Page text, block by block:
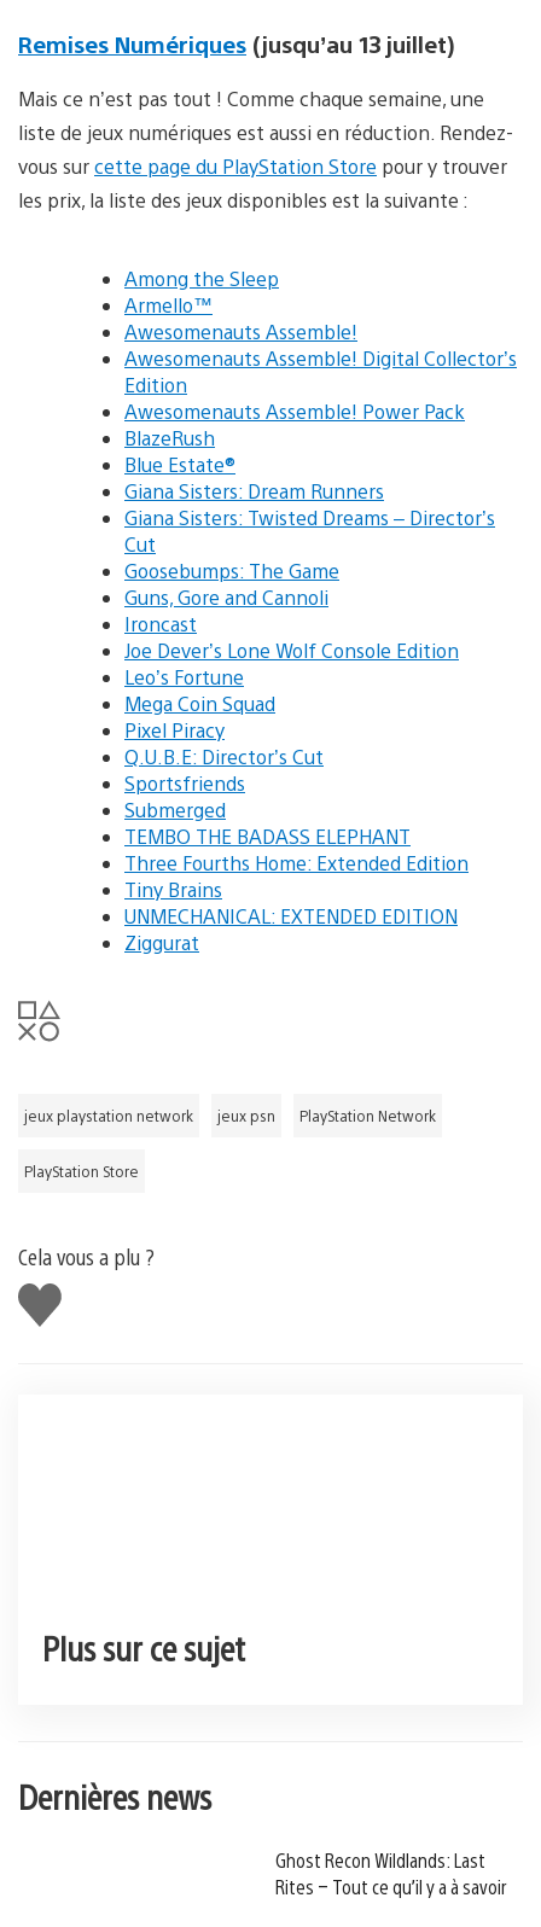
Remises Numériques (jusqu’au 13 juillet)
Mais ce n’est pas tout ! Comme chaque semaine, une
liste de jeux numériques est aussi en réduction. Rendez-
vous surcette page du PlayStation Store pour y trouver
les prix, la liste des jeux disponibles est la suivante :
Among the Sleep
Armello™
Awesomenauts Assemble!
Awesomenauts Assemble! Digital Collector’s
Edition
Awesomenauts Assemble! Power Pack
BlazeRush
Blue Estate®
Giana Sisters: Dream Runners
Giana Sisters: Twisted Dreams – Director’s
Cut
Goosebumps: The Game
Guns, Gore and Cannoli
Ironcast
Joe Dever’s Lone Wolf Console Edition
Leo’s Fortune
Mega Coin Squad
Pixel Piracy
Q.U.B.E: Director’s Cut
Sportsfriends
Submerged
TEMBO THE BADASS ELEPHANT
Three Fourths Home: Extended Edition
Tiny Brains
UNMECHANICAL: EXTENDED EDITION
Ziggurat
jeux playstation network jeux psn PlayStation Network
PlayStation Store
Cela vous a plu ?
J'aime
Plus sur ce sujet
Dernières news
Ghost Recon Wildlands: Last
Rites – Tout ce qu’il y a à savoir